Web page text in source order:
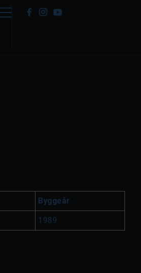
Byggeår
1989